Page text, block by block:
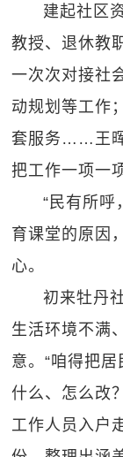
建起社区
教授、退休教
一次次对接社
动规划等工作
套服务……王晖
把工作一项一
“民有所呼
育课堂的原因
心。
初来牡丹
生活环境不满
意。“咱得把
什么、怎么改
工作人员入户